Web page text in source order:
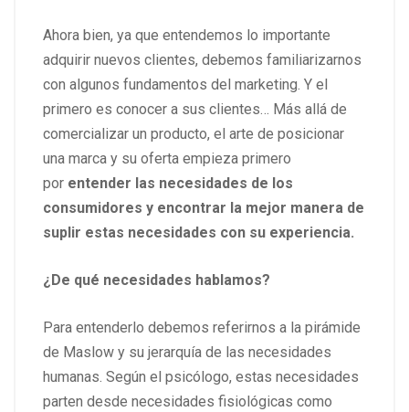
Ahora bien, ya que entendemos lo importante
adquirir nuevos clientes, debemos familiarizarnos
con algunos fundamentos del marketing. Y el
primero es conocer a sus clientes… Más allá de
comercializar un producto, el arte de posicionar
una marca y su oferta empieza primero
por entender las necesidades de los
consumidores y encontrar la mejor manera de
suplir estas necesidades con su experiencia.
¿De qué necesidades hablamos?
Para entenderlo debemos referirnos a la pirámide
de Maslow y su jerarquía de las necesidades
humanas. Según el psicólogo, estas necesidades
parten desde necesidades fisiológicas como